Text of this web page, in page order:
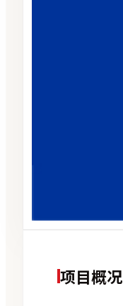
项目概况